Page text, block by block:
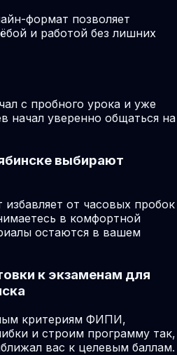
формат позволяет
и работой без лишних
с пробного урока и уже
начал уверенно общаться на
выбирают
от часовых пробок
в комфортной
остаются в вашем
к экзаменам для
критериям ФИПИ,
и строим программу так,
вас к целевым баллам.